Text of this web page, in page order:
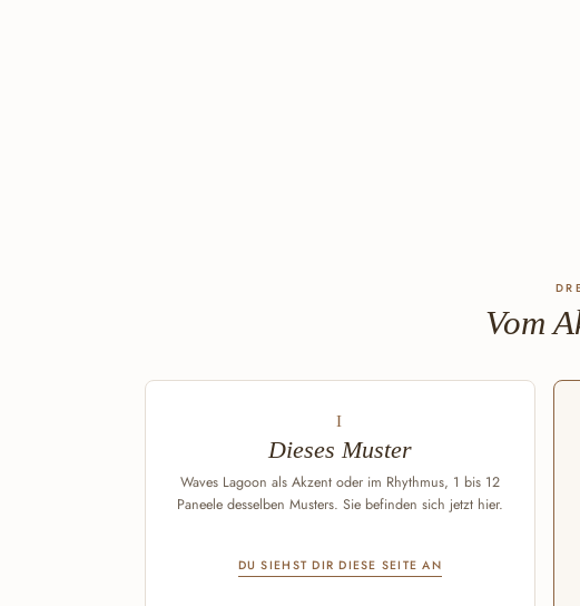
Vom
I
Dieses Muster
Waves Lagoon als Akzent oder im Rhythmus, 1 bis 12
Paneele desselben Musters. Sie befinden sich jetzt hier.
DU SIEHST DIR DIESE SEITE AN